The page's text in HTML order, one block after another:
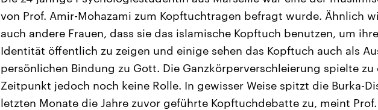
von Prof. Amir-Mohazami zum Kopftuchtragen befragt wurde. Ähnlich
auch andere Frauen, dass sie das islamische Kopftuch benutzen, um
Identität öffentlich zu zeigen und einige sehen das Kopftuch auch als
persönlichen Bindung zu Gott. Die Ganzkörperverschleierung spielte zu
Zeitpunkt jedoch noch keine Rolle. In gewisser Weise spitzt die Burka-
letzten Monate die Jahre zuvor geführte Kopftuchdebatte zu, meint